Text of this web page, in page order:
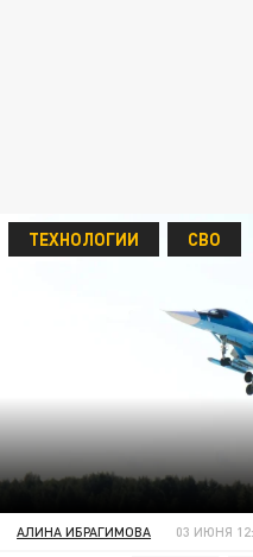
ТЕХНОЛОГИИ СВО
АЛИНА ИБРАГИМОВА 03 ИЮНЯ